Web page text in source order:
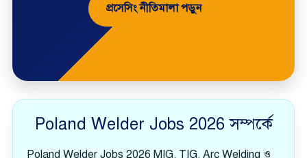
প্রসেসিং নীতিমালা পড়ুন
Poland Welder Jobs 2026 সম্পর্কে
Poland Welder Jobs 2026 MIG, TIG, Arc Welding ও